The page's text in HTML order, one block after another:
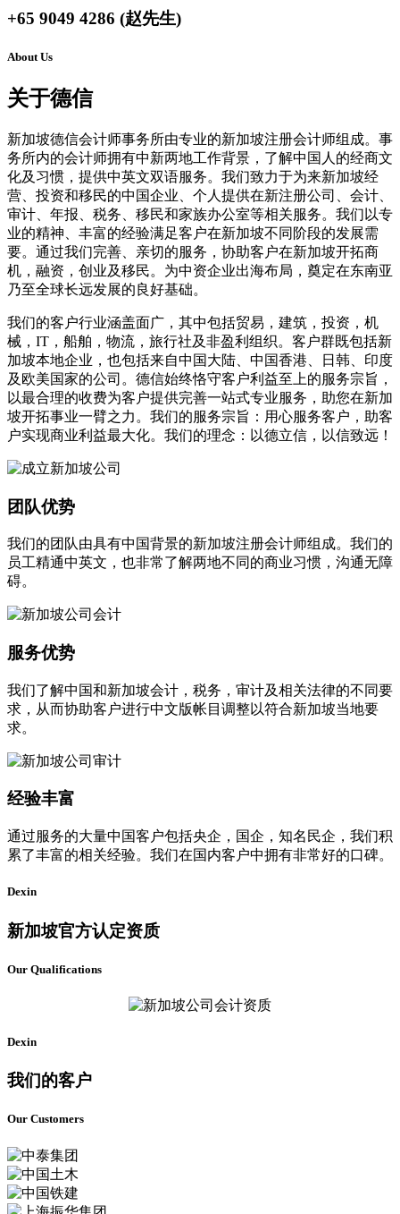
+65 9049 4286 (赵先生)
About Us
关于德信
新加坡德信会计师事务所由专业的新加坡注册会计师组成。事
务所内的会计师拥有中新两地工作背景，了解中国人的经商文
化及习惯，提供中英文双语服务。我们致力于为来新加坡经
营、投资和移民的中国企业、个人提供在新注册公司、会计、
审计、年报、税务、移民和家族办公室等相关服务。我们以专
业的精神、丰富的经验满足客户在新加坡不同阶段的发展需
要。通过我们完善、亲切的服务，协助客户在新加坡开拓商
机，融资，创业及移民。为中资企业出海布局，奠定在东南亚
乃至全球长远发展的良好基础。
我们的客户行业涵盖面广，其中包括贸易，建筑，投资，机
械，IT，船舶，物流，旅行社及非盈利组织。客户群既包括新
加坡本地企业，也包括来自中国大陆、中国香港、日韩、印度
及欧美国家的公司。德信始终恪守客户利益至上的服务宗旨，
以最合理的收费为客户提供完善一站式专业服务，助您在新加
坡开拓事业一臂之力。我们的服务宗旨：用心服务客户，助客
户实现商业利益最大化。我们的理念：以德立信，以信致远！
团队优势
我们的团队由具有中国背景的新加坡注册会计师组成。我们的
员工精通中英文，也非常了解两地不同的商业习惯，沟通无障
碍。
服务优势
我们了解中国和新加坡会计，税务，审计及相关法律的不同要
求，从而协助客户进行中文版帐目调整以符合新加坡当地要
求。
经验丰富
通过服务的大量中国客户包括央企，国企，知名民企，我们积
累了丰富的相关经验。我们在国内客户中拥有非常好的口碑。
Dexin
新加坡官方认定资质
Our Qualifications
Dexin
我们的客户
Our Customers